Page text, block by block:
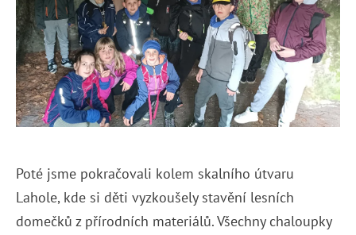
Poté jsme pokračovali kolem skalního útvaru
Lahole, kde si děti vyzkoušely stavění lesních
domečků z přírodních materiálů. Všechny chaloupky